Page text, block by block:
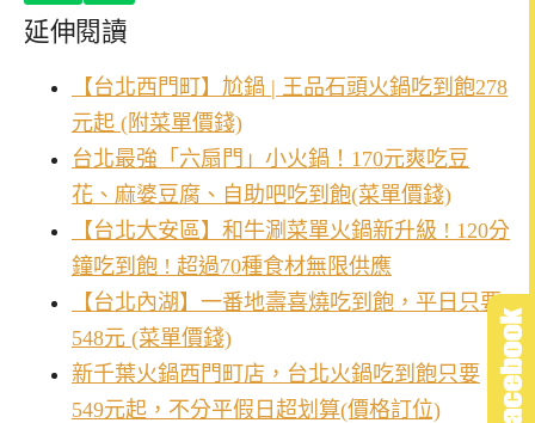
延伸閱讀
【台北西門町】尬鍋 | 王品石頭火鍋吃到飽278
元起 (附菜單價錢)
台北最強「六扇門」小火鍋！170元爽吃豆
花、麻婆豆腐、自助吧吃到飽(菜單價錢)
【台北大安區】和牛涮菜單火鍋新升級 ! 120分
鐘吃到飽 ! 超過70種食材無限供應
【台北內湖】一番地壽喜燒吃到飽，平日只要
548元 (菜單價錢)
新千葉火鍋西門町店，台北火鍋吃到飽只要
549元起，不分平假日超划算(價格訂位)